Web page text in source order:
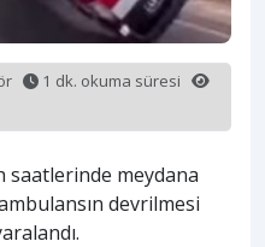
1 dk. okuma süresi
saatlerinde meydana
devrilmesi